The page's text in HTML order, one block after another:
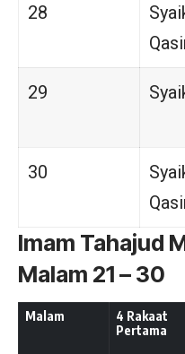
28
29
30
Imam Tahajud
Malam 21 – 30
Malam
4 Rakaat
Pertama